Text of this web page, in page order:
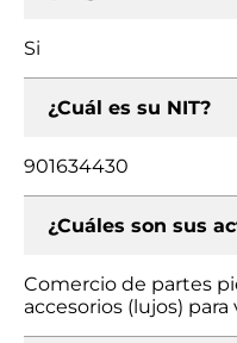
Si
¿Cuál es su NIT?
901634430
¿Cuáles son sus
Comercio de partes
accesorios (lujos)